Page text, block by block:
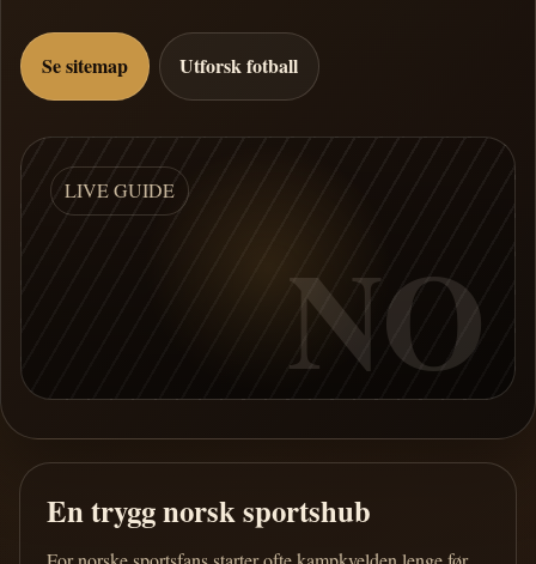
Se sitemap Utforsk fotball
LIVE GUIDE
NO
En trygg norsk sportshub